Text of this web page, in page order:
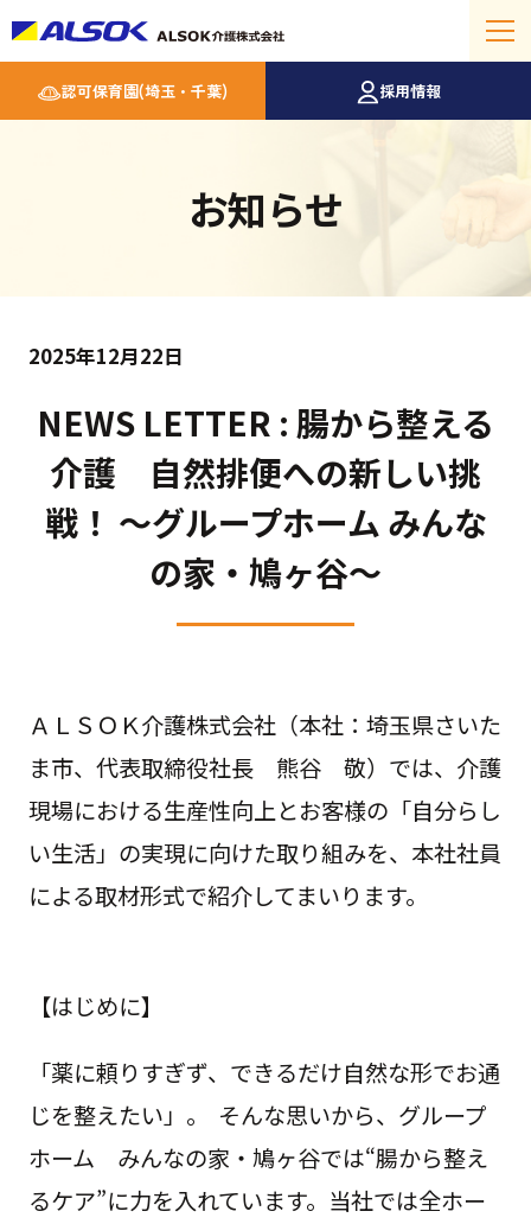
認可保育園(埼玉・千葉) 採用情報
お知らせ
2025年12月22日
NEWS LETTER : 腸から整える
介護 自然排便への新しい挑
戦！ ～グループホーム みんな
の家・鳩ヶ谷～
ＡＬＳＯＫ介護株式会社（本社：埼玉県さいた
ま市、代表取締役社長 熊谷 敬）では、介護
現場における生産性向上とお客様の「自分らし
い生活」の実現に向けた取り組みを、本社社員
による取材形式で紹介してまいります。
【はじめに】
「薬に頼りすぎず、できるだけ自然な形でお通
じを整えたい」。 そんな思いから、グループ
ホーム みんなの家・鳩ヶ谷では“腸から整え
るケア”に力を入れています。当社では全ホー